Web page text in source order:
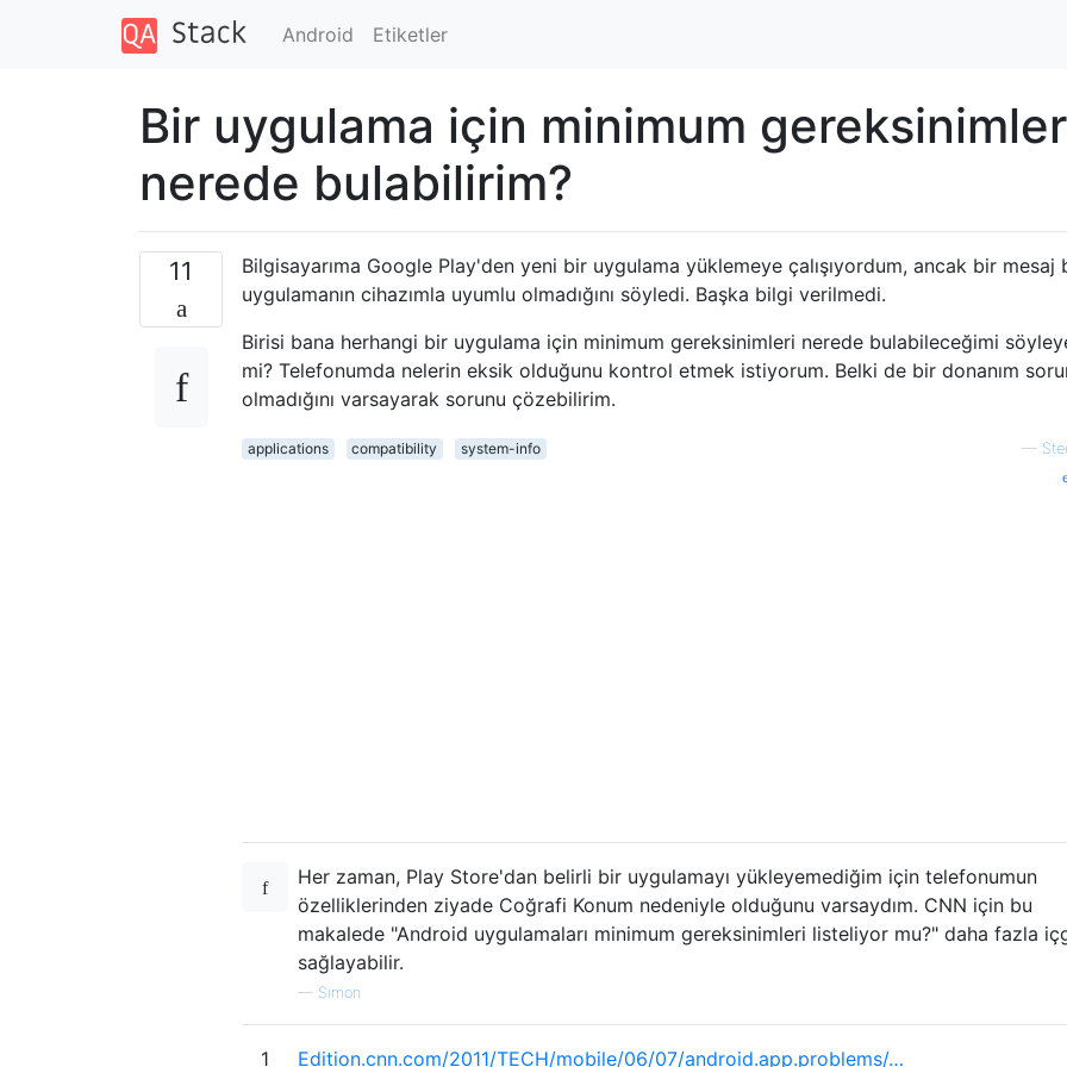
Android Etiketler
Bir uygulama için minimum
nerede bulabilirim?
11
Bilgisayarıma Google Play'den yeni bir uygulama yüklemeye çalışıyordum, ancak bir mesaj
uygulamanın cihazımla uyumlu olmadığını söyledi. Başka bilgi verilmedi.
Birisi bana herhangi bir uygulama için minimum gereksinimleri nerede bulabileceğimi
mi? Telefonumda nelerin eksik olduğunu kontrol etmek istiyorum. Belki de bir donanım
olmadığını varsayarak sorunu çözebilirim.
applications compatibility system-info —
Her zaman, Play Store'dan belirli bir uygulamayı yükleyemediğim için telefonumun
özelliklerinden ziyade Coğrafi Konum nedeniyle olduğunu varsaydım. CNN için bu
makalede "Android uygulamaları minimum gereksinimleri listeliyor mu?" daha fazla
sağlayabilir.
— Simon
1 Edition.cnn.com/2011/TECH/mobile/06/07/android.app.problems/…